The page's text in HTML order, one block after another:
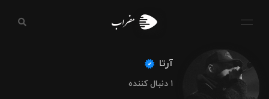
مضراب
آرتا
۱ دنبال کننده